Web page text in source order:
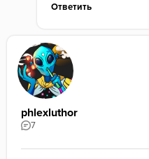
Ответить
phlexluthor
7